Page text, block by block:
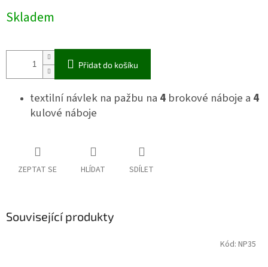
cena:
Skladem
Přidat do košíku
textilní návlek na pažbu na 4 brokové náboje a 4
kulové náboje
ZEPTAT SE HLÍDAT SDÍLET
Související produkty
Kód: NP35